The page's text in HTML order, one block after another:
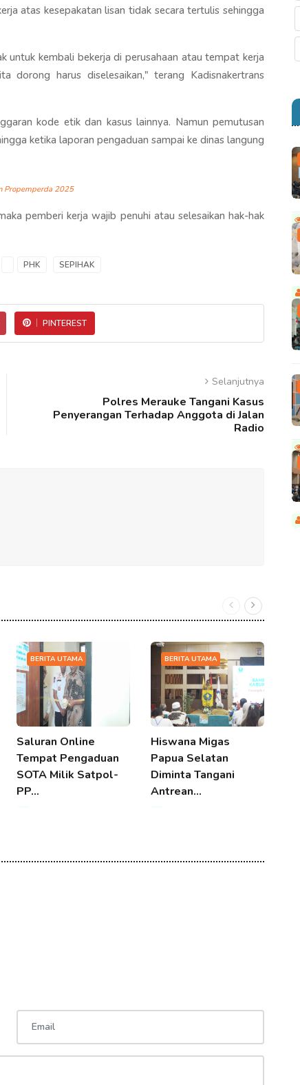
atas kesepakatan lisan tidak secara tertulis sehingga
untuk kembali bekerja di perusahaan atau tempat kerja
dorong harus diselesaikan," terang Kadisnakertrans
kode etik dan kasus lainnya. Namun pemutusan
ketika laporan pengaduan sampai ke dinas langung
Propemperda 2025
pemberi kerja wajib penuhi atau selesaikan hak-hak
PHK SEPIHAK
PINTEREST
Selanjutnya
Polres Merauke Tangani Kasus
Penyerangan Terhadap Anggota di Jalan
Radio
BERITA UTAMA
Saluran Online
Tempat Pengaduan
SOTA Milik Satpol-
PP…
BERITA UTAMA
Hiswana Migas
Papua Selatan
Diminta Tangani
Antrean…